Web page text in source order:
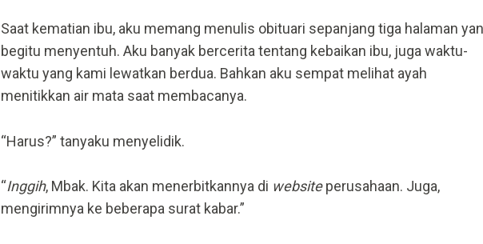
Saat kematian ibu, aku memang menulis obituari sepanjang tiga halaman
begitu menyentuh. Aku banyak bercerita tentang kebaikan ibu, juga waktu-
waktu yang kami lewatkan berdua. Bahkan aku sempat melihat ayah
menitikkan air mata saat membacanya.
“Harus?” tanyaku menyelidik.
“Inggih, Mbak. Kita akan menerbitkannya di websiteperusahaan. Juga,
mengirimnya ke beberapa surat kabar.”